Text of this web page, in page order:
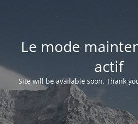
Le mode
actif
Site will be available soon. Thank